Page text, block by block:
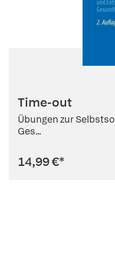
Time-out
Übungen zur
Ges...
14,99 €*